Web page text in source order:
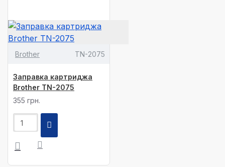
Brother TN-2075
Заправка картриджа
Brother TN-2075
355 грн.